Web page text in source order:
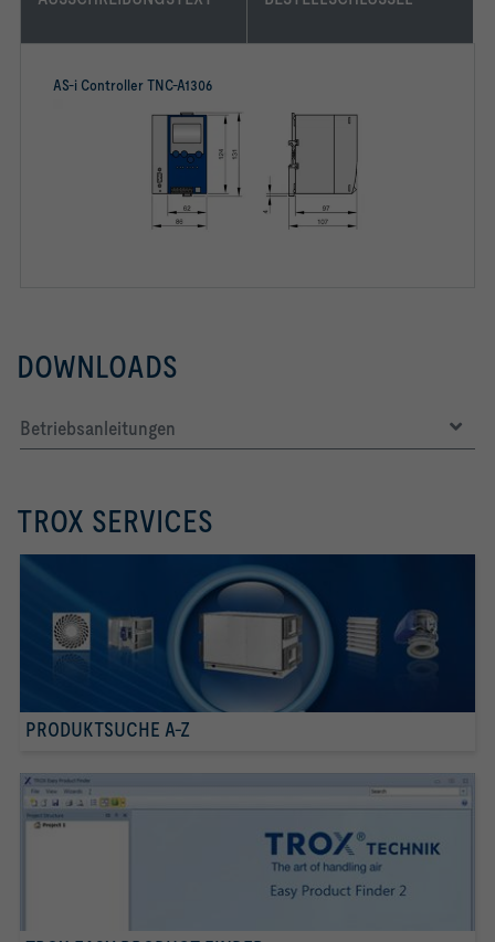
AS-i Controller TNC-A1306
DOWNLOADS
Betriebsanleitungen
TROX SERVICES
PRODUKTSUCHE A-Z